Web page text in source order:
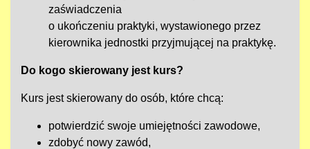
zaświadczenia
o ukończeniu praktyki, wystawionego przez
kierownika jednostki przyjmującej na praktykę.
Do kogo skierowany jest kurs?
Kurs jest skierowany do osób, które chcą:
potwierdzić swoje umiejętności zawodowe,
zdobyć nowy zawód,